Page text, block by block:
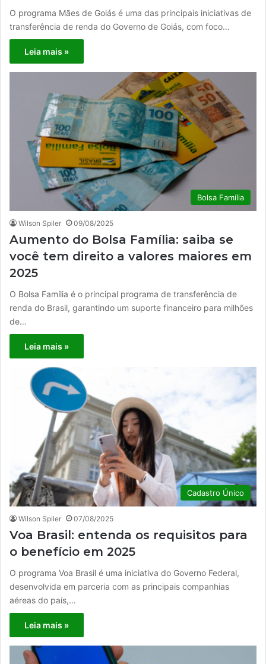
O programa Mães de Goiás é uma das principais iniciativas de
transferência de renda do Governo de Goiás, com foco…
Leia mais »
Bolsa Família
Wilson Spiler 09/08/2025
Aumento do Bolsa Família: saiba se
você tem direito a valores maiores em
2025
O Bolsa Família é o principal programa de transferência de
renda do Brasil, garantindo um suporte financeiro para milhões
de…
Leia mais »
Cadastro Único
Wilson Spiler 07/08/2025
Voa Brasil: entenda os requisitos para
o benefício em 2025
O programa Voa Brasil é uma iniciativa do Governo Federal,
desenvolvida em parceria com as principais companhias
aéreas do país,…
Leia mais »